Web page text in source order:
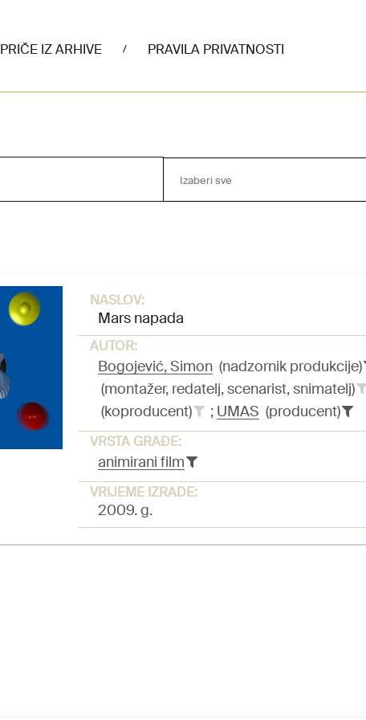
PRIČE IZ ARHIVE / PRAVILA PRIVATNOSTI
Izaberi sve
NASLOV:
Mars napada
AUTOR:
Bogojević, Simon(nadzornik produkcije)
(montažer, redatelj, scenarist, snimatelj)
(koproducent)
; UMAS (producent)
VRSTA GRAĐE:
animirani film
VRIJEME IZRADE:
2009. g.